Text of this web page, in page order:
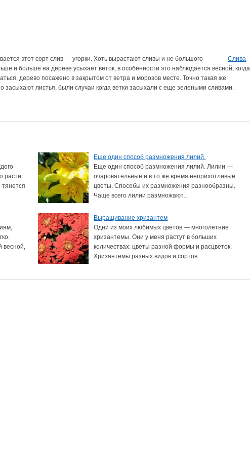
Слива
этот сорт слив — угорки. Хоть вырастают сливы и не большого
и больше на дереве усыхает веток, в особенности это наблюдается весной, когда
дерево посажено в закрытом от ветра и морозов месте. Точно такая же
листья, были случаи когда ветки засыхали с еще зелеными сливами.
расти
Еще один способ размножения лилий.
Еще один способ размножения лилий. Лилии —
очаровательные и в то же время неприхотливые
цветы. Способы их размножения разнообразны.
Чаще всего лилии размножают...
Выращивание хризантем
Одни из моих любимых цветов — многолетние
хризантемы. Они у меня растут в больших
количествах: цветы разной формы и расцветок.
Хризантемы разных видов и сортов...